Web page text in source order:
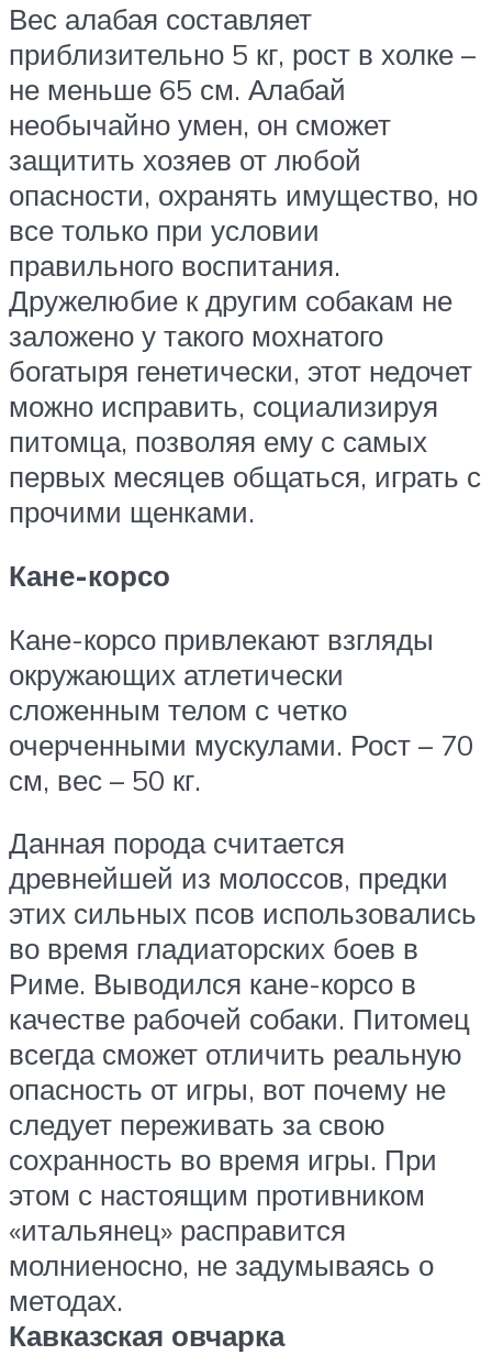
Вес алабая составляет
приблизительно 5 кг, рост в холке –
не меньше 65 см. Алабай
необычайно умен, он сможет
защитить хозяев от любой
опасности, охранять имущество, но
все только при условии
правильного воспитания.
Дружелюбие к другим собакам не
заложено у такого мохнатого
богатыря генетически, этот недочет
можно исправить, социализируя
питомца, позволяя ему с самых
первых месяцев общаться, играть с
прочими щенками.
Кане-корсо
Кане-корсо привлекают взгляды
окружающих атлетически
сложенным телом с четко
очерченными мускулами. Рост – 70
см, вес – 50 кг.
Данная порода считается
древнейшей из молоссов, предки
этих сильных псов использовались
во время гладиаторских боев в
Риме. Выводился кане-корсо в
качестве рабочей собаки. Питомец
всегда сможет отличить реальную
опасность от игры, вот почему не
следует переживать за свою
сохранность во время игры. При
этом с настоящим противником
«итальянец» расправится
молниеносно, не задумываясь о
методах.
Кавказская овчарка